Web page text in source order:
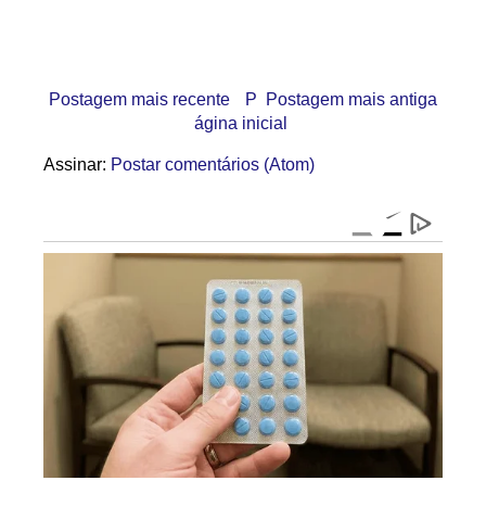
Postagem mais recente Postagem mais antiga
P
ágina inicial
Assinar: Postar comentários (Atom)